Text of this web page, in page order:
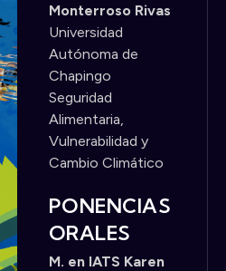
Monterroso Rivas
Universidad
Autónoma de
Chapingo
Seguridad
Alimentaria,
Vulnerabilidad y
Cambio Climático
PONENCIAS
ORALES
M. en IATS Karen